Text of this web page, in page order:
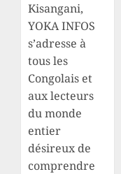
Kisangani,
YOKA INFOS
s’adresse à
tous les
Congolais et
aux lecteurs
du monde
entier
désireux de
comprendre